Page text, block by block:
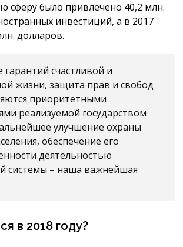
сферу было привлечено 40,2 млн.
инвестиций, а в 2017
долларов.
гарантий счастливой и
жизни, защита прав и свобод
приоритетными
реализуемой государством
улучшение охраны
обеспечение его
деятельностью
системы – наша важнейшая
в 2018 году?